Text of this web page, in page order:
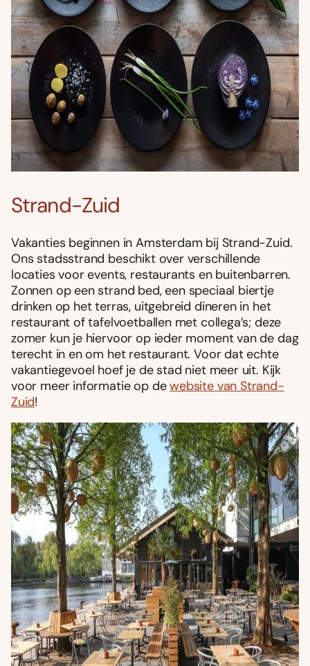
Strand-Zuid
Vakanties beginnen in Amsterdam bij Strand-Zuid.
Ons stadsstrand beschikt over verschillende
locaties voor events, restaurants en buitenbarren.
Zonnen op een strand bed, een speciaal biertje
drinken op het terras, uitgebreid dineren in het
restaurant of tafelvoetballen met collega’s; deze
zomer kun je hiervoor op ieder moment van de dag
terecht in en om het restaurant. Voor dat echte
vakantiegevoel hoef je de stad niet meer uit. Kijk
voor meer informatie op dewebsite van Strand-
Zuid!